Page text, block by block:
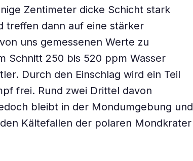
Zentimeter dicke Schicht stark
treffen dann auf eine stärker
uns gemessenen Werte zu
Schnitt 250 bis 520 ppm Wasser
Durch den Einschlag wird ein Teil
frei. Rund zwei Drittel davon
bleibt in der Mondumgebung und
Kältefallen der polaren Mondkrater